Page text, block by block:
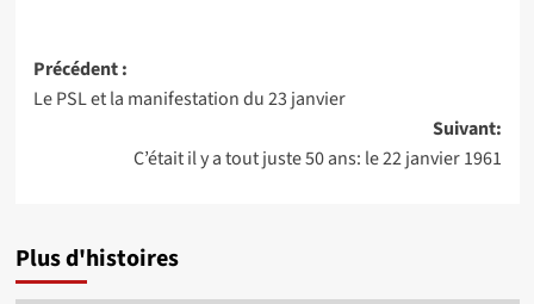
Navigation
d’article
Précédent :
Le PSL et la manifestation du 23 janvier
Suivant:
C’était il y a tout juste 50 ans: le 22 janvier 1961
Plus d'histoires